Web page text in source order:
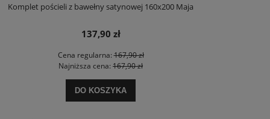
Komplet pościeli z bawełny satynowej 160x200 Maja
137,90 zł
Cena regularna:167,90 zł
Najniższa cena: 167,90 zł
DO KOSZYKA